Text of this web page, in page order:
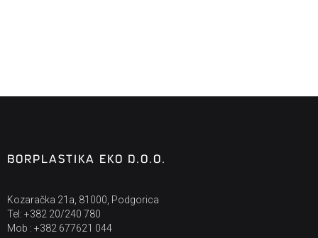
BORPLASTIKA EKO D.O.O.
Kozaračka 21a, 81000, Podgorica
Tel: +382 20/240 780
Mob : +382 677621 044